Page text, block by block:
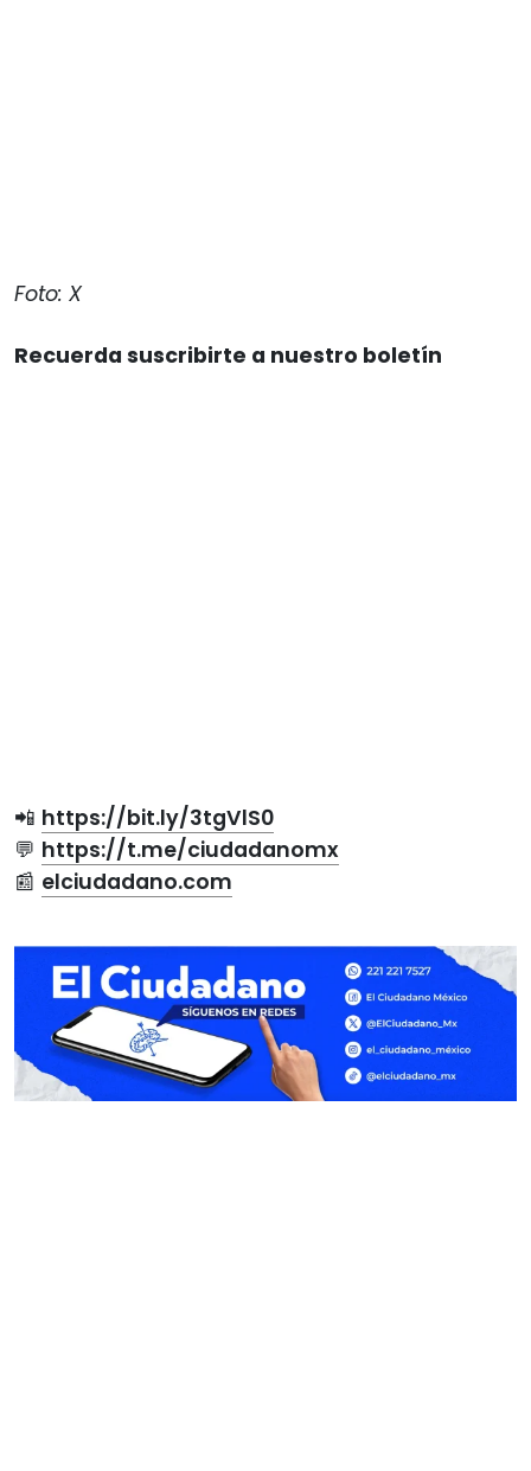
Foto: X
Recuerda suscribirte a nuestro boletín
📲 https://bit.ly/3tgVlS0
💬 https://t.me/ciudadanomx
📰 elciudadano.com